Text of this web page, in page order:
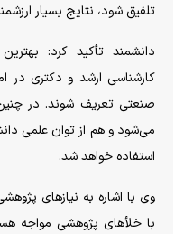
تلفیق شود، نتایج بسیار
دانشمند تأکید کرد:
کارشناسی ارشد و دکتری در
صنعتی تعریف شوند. در
می‌شود و هم از توان علمی
استفاده خواهد شد.
وی با اشاره به نیاز‌های
با خلأ‌های پژوهشی مواجه